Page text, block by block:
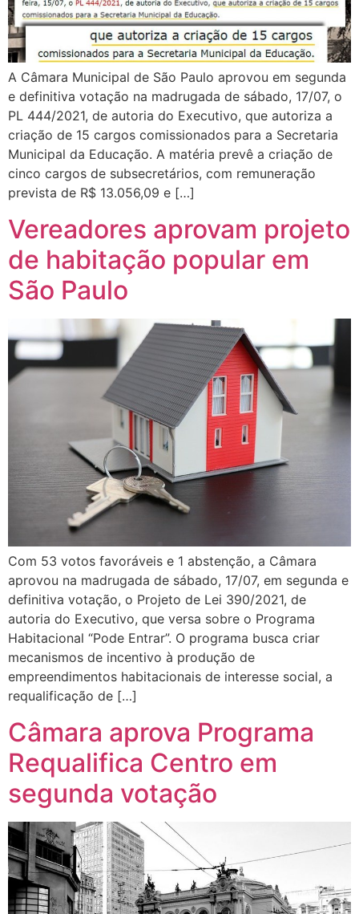
A Câmara Municipal de São Paulo aprovou em segunda
e definitiva votação na madrugada de sábado, 17/07, o
PL 444/2021, de autoria do Executivo, que autoriza a
criação de 15 cargos comissionados para a Secretaria
Municipal da Educação. A matéria prevê a criação de
cinco cargos de subsecretários, com remuneração
prevista de R$ 13.056,09 e […]
Vereadores aprovam projeto
de habitação popular em
São Paulo
Com 53 votos favoráveis e 1 abstenção, a Câmara
aprovou na madrugada de sábado, 17/07, em segunda e
definitiva votação, o Projeto de Lei 390/2021, de
autoria do Executivo, que versa sobre o Programa
Habitacional “Pode Entrar”. O programa busca criar
mecanismos de incentivo à produção de
empreendimentos habitacionais de interesse social, a
requalificação de […]
Câmara aprova Programa
Requalifica Centro em
segunda votação